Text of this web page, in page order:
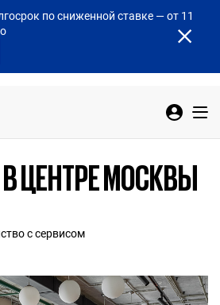
по сниженной ставке — от 11
ЦЕНТРЕ МОСКВЫ
с сервисом